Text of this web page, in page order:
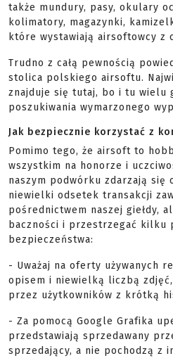
także mundury, pasy, okulary
kolimatory, magazynki,
które wystawiają airsoftowcy z
Trudno z całą pewnością
stolica polskiego airsoftu.
znajduje się tutaj, bo i tu wielu
poszukiwania wymarzonego
Jak bezpiecznie korzystać z
Pomimo tego, że airsoft to
wszystkim na honorze i
naszym podwórku zdarzają się
niewielki odsetek transakcji
pośrednictwem naszej giełdy,
baczności i przestrzegać kilku
bezpieczeństwa:
- Uważaj na oferty używanych
opisem i niewielką liczbą zdjęć,
przez użytkowników z krótką
- Za pomocą Google Grafika
przedstawiają sprzedawany
sprzedający, a nie pochodzą z